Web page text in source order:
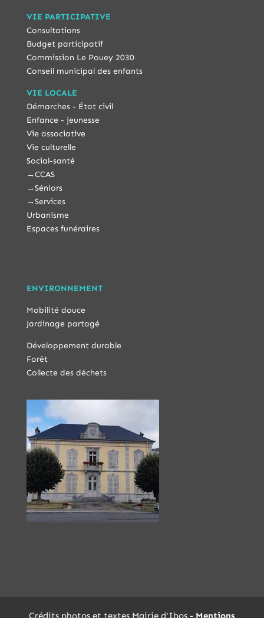
VIE PARTICIPATIVE
Consultations
Budget participatif
Commission Le Pouey 2030
Conseil municipal des enfants
VIE LOCALE
Démarches - État civil
Enfance - jeunesse
Vie associative
Vie culturelle
Social-santé
→CCAS
→Séniors
→Services
Urbanisme
Espaces funéraires
ENVIRONNEMENT
Mobilité douce
Jardinage partagé
Développement durable
Forêt
Collecte des déchets
Crédits photos et textes Mairie d'Ibos - Mentions